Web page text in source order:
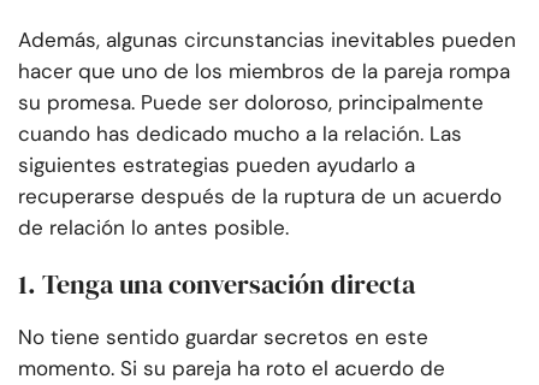
Además, algunas circunstancias inevitables pueden
hacer que uno de los miembros de la pareja rompa
su promesa. Puede ser doloroso, principalmente
cuando has dedicado mucho a la relación. Las
siguientes estrategias pueden ayudarlo a
recuperarse después de la ruptura de un acuerdo
de relación lo antes posible.
1. Tenga una conversación directa
No tiene sentido guardar secretos en este
momento. Si su pareja ha roto el acuerdo de